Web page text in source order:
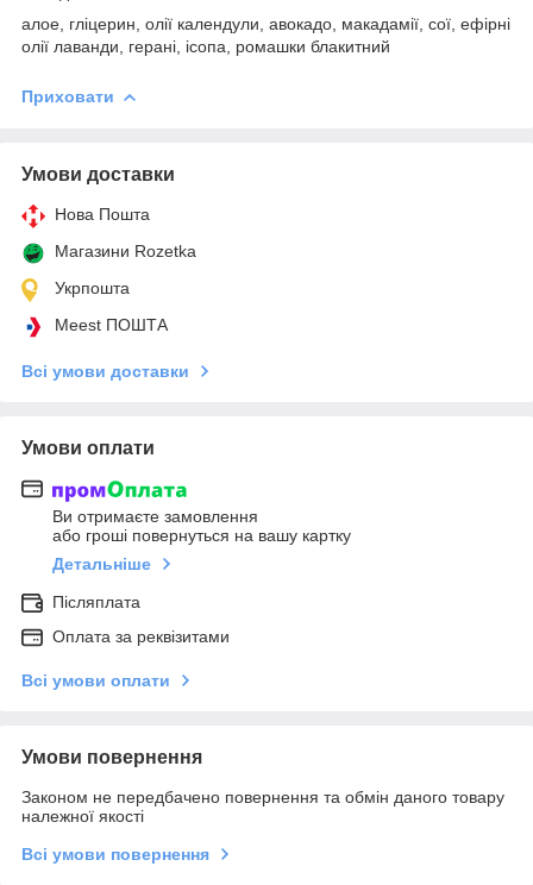
алое, гліцерин, олії календули, авокадо, макадамії, сої, ефірні
олії лаванди, герані, ісопа, ромашки блакитний
Приховати
Умови доставки
Нова Пошта
Магазини Rozetka
Укрпошта
Meest ПОШТА
Всі умови доставки
Умови оплати
Ви отримаєте замовлення
або гроші повернуться на вашу картку
Детальніше
Післяплата
Оплата за реквізитами
Всі умови оплати
Умови повернення
Законом не передбачено повернення та обмін даного товару
належної якості
Всі умови повернення